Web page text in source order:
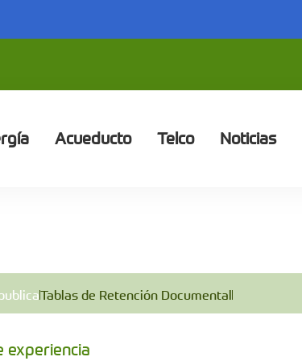
Acueducto Telco Noticias
Tablas de Retención Documental
experiencia